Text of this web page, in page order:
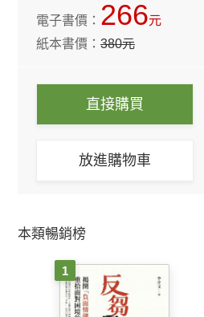
電子書價： 266元
紙本書價：380元
直接購買
放進購物車
本類暢銷榜
1